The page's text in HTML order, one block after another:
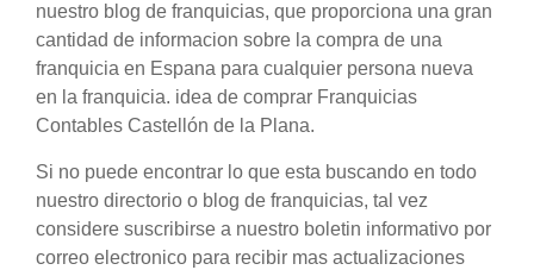
nuestro blog de franquicias, que proporciona una gran
cantidad de informacion sobre la compra de una
franquicia en Espana para cualquier persona nueva
en la franquicia. idea de comprar Franquicias
Contables Castellón de la Plana.
Si no puede encontrar lo que esta buscando en todo
nuestro directorio o blog de franquicias, tal vez
considere suscribirse a nuestro boletin informativo por
correo electronico para recibir mas actualizaciones